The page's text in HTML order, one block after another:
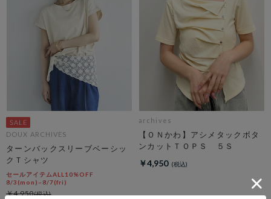
DOUX ARCHIVES
ターンバックスリーブベーシッ
クＴシャツ
セールアイテムALL10%OFF
8/3(mon)~8/7(fri)
￥4,950
archives
【ＯＮかわ】アシメタックボタ
ンカットＴＯＰＳ ５Ｓ
￥4,950